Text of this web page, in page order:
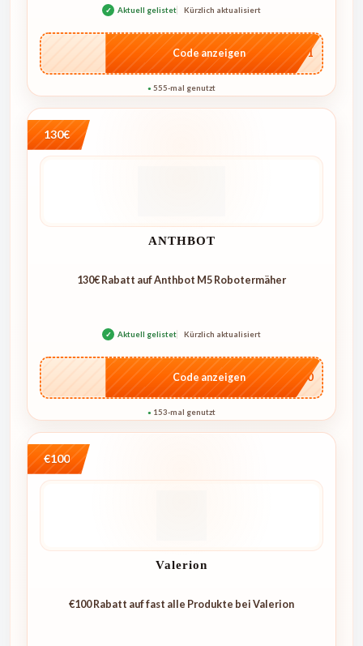
✓ Aktuell gelistet Kürzlich aktualisiert
…mv1
Code anzeigen
● 555-mal genutzt
130€
ANTHBOT
130€ Rabatt auf Anthbot M5 Robotermäher
✓ Aktuell gelistet Kürzlich aktualisiert
…E250
Code anzeigen
● 153-mal genutzt
€100
Valerion
€100 Rabatt auf fast alle Produkte bei Valerion